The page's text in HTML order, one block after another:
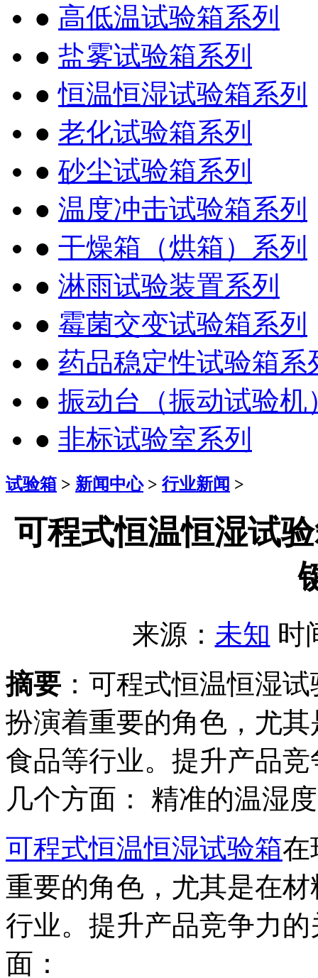
● 高低温试验箱系列
● 盐雾试验箱系列
●恒温恒湿试验箱系列
● 老化试验箱系列
● 砂尘试验箱系列
● 温度冲击试验箱系列
● 干燥箱（烘箱）系列
● 淋雨试验装置系列
● 霉菌交变试验箱系列
● 药品稳定性试验箱系
● 振动台（振动试验机
● 非标试验室系列
试验箱 > 新闻中心> 行业新闻 >
可程式恒温恒湿试
来源： 未知 时
摘要 ：可程式恒温恒湿
扮演着重要的角色，尤
食品等行业。提升产品
几个方面： 精准的温湿
可程式恒温恒湿试验箱在
重要的角色，尤其是在
行业。提升产品竞争力
面：